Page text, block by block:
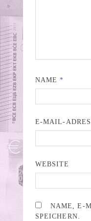
NAME *
E-MAIL-
WEBSITE
NAME, E-
SPEICHERN.